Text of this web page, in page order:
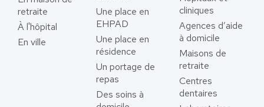
retraite
À l'hôpital
En ville
Une place en
EHPAD
Une place en
résidence
Un portage de
repas
Des soins à
cliniques
Agences d’aide
à domicile
Maisons de
retraite
Centres
dentaires